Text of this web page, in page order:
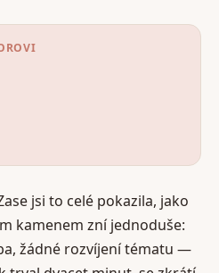
jsi to celé pokazila, jako
kamenem zní jednoduše:
žádné rozvíjení tématu —